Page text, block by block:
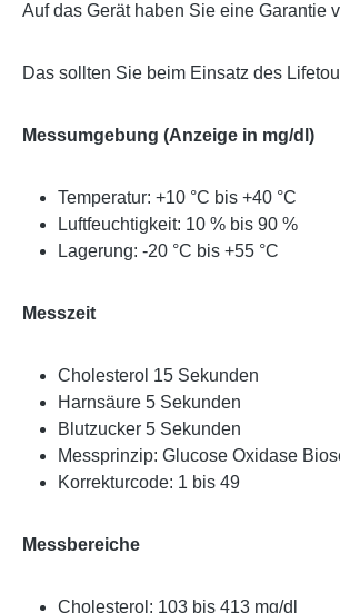
Auf das Gerät haben Sie eine Garantie
Das sollten Sie beim Einsatz des
Messumgebung (Anzeige in mg/dl)
Temperatur: +10 °C bis +40 °C
Luftfeuchtigkeit: 10 % bis 90 %
Lagerung: -20 °C bis +55 °C
Messzeit
Cholesterol 15 Sekunden
Harnsäure 5 Sekunden
Blutzucker 5 Sekunden
Messprinzip: Glucose Oxidase
Korrekturcode: 1 bis 49
Messbereiche
Cholesterol: 103 bis 413 mg/dl